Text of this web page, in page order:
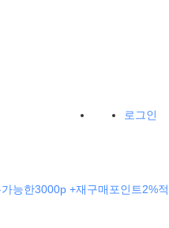
로그인
능한3000p +재구매포인트2%적